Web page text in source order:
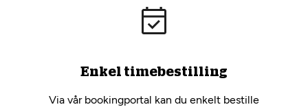
Enkel timebestilling
Via vår bookingportal kan du enkelt bestille